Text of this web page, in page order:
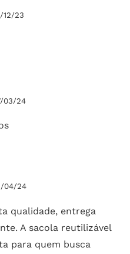
12/23
03/24
04/24
qualidade, entrega
A sacola reutilizável
para quem busca